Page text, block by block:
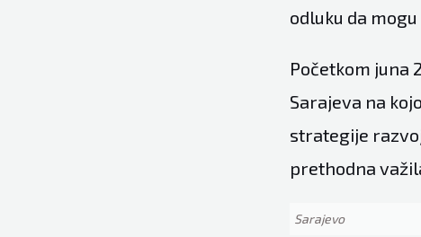
odluku da
Početkom juna
Sarajeva na
strategije
prethodna
Sarajevo